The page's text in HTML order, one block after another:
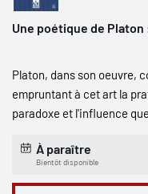
Une poétique de
Platon, dans son oeuvre,
empruntant à cet art la
paradoxe et l'influence
À paraître
Bientôt disponible